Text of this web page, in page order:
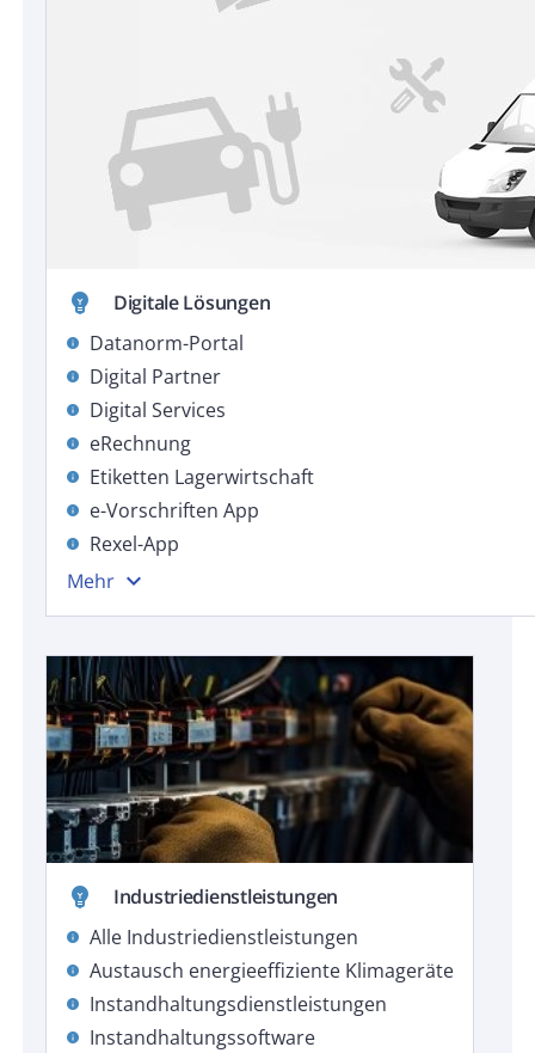
emoji_objects Digitale Lösungen
info Datanorm-Portal
info Digital Partner
info Digital Services
info eRechnung
info Etiketten Lagerwirtschaft
info e-Vorschriften App
info
Rexel-App
Mehr expand_more
emoji_objects Industriedienstleistungen
info Alle Industriedienstleistungen
info Austausch energieeffiziente Klimageräte
info Instandhaltungsdienstleistungen
info Instandhaltungssoftware